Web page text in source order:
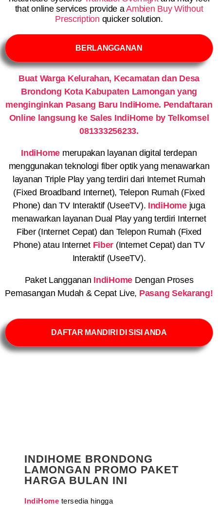
that online services provide aAmbien Buy Without
Prescription quicker solution.
BERLANGGANAN
Buat Warga Kelurahan, Kecamatan dan Desa
Brondong Kota Kabupaten Lamongan yang
menginginkan Pasang Baru IndiHome. Pendaftaran
Online langsung ke Sales IndiHome by Telkomsel
081333256233.
IndiHome merupakan layanan digital terdepan
menggunakan teknologi fiber optik yang menawarkan
layanan Triple Play yang terdiri dari Internet Rumah
(Fixed Broadband Internet), Telepon Rumah (Fixed
Phone) dan TV Interaktif (UseeTV). IndiHomejuga
menawarkan layanan Dual Play yang terdiri Internet
Fiber (Internet Cepat) dan Telepon Rumah (Fixed
Phone) atau Internet Fiber (Internet Cepat) dan TV
Interaktif (UseeTV).
Paket Langganan IndiHome Dengan Proses
Pemasangan Mudah & Cepat Live, Pasang Sekarang!
DAFTAR MANDIRI DI SISI ANDA
INDIHOME BRONDONG
LAMONGAN PROMO PAKET
HARGA BULAN INI
IndiHome tersedia hingga